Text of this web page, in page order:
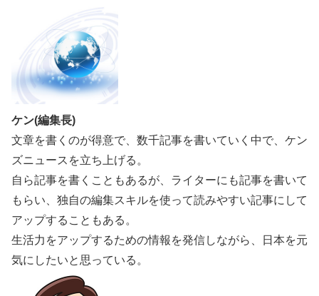
ケン(編集長)
文章を書くのが得意で、数千記事を書いていく中で、ケン
ズニュースを立ち上げる。
自ら記事を書くこともあるが、ライターにも記事を書いて
もらい、独自の編集スキルを使って読みやすい記事にして
アップすることもある。
生活力をアップするための情報を発信しながら、日本を元
気にしたいと思っている。